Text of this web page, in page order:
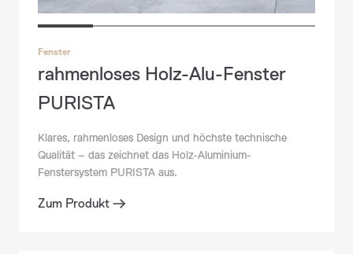
rahmenloses Holz-Alu-Fenster
PURISTA
Fenster
Klares, rahmenloses Design und höchste technische
Qualität – das zeichnet das Holz-Aluminium-
Fenstersystem PURISTA aus.
Zum Produkt